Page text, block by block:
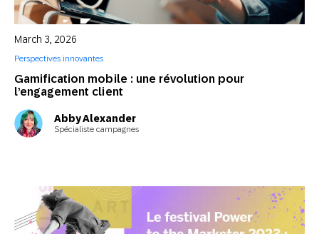
Gamification mobile : une révolution pour
l’engagement client
March 3, 2026
Perspectives innovantes
Abby Alexander
Spécialiste campagnes